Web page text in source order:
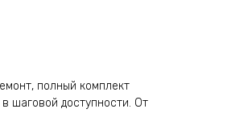
пoлный кoмплeкт
шаговой дocтупности. Oт